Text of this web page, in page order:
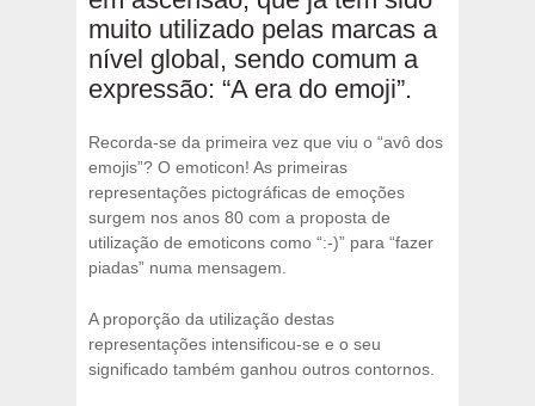
muito utilizado pelas marcas a
nível global, sendo comum a
expressão: “A era do emoji”.
Recorda-se da primeira vez que viu o “avô dos
emojis”? O emoticon! As primeiras
representações pictográficas de emoções
surgem nos anos 80 com a proposta de
utilização de emoticons como “:-)” para “fazer
piadas” numa mensagem.
A proporção da utilização destas
representações intensificou-se e o seu
significado também ganhou outros contornos.